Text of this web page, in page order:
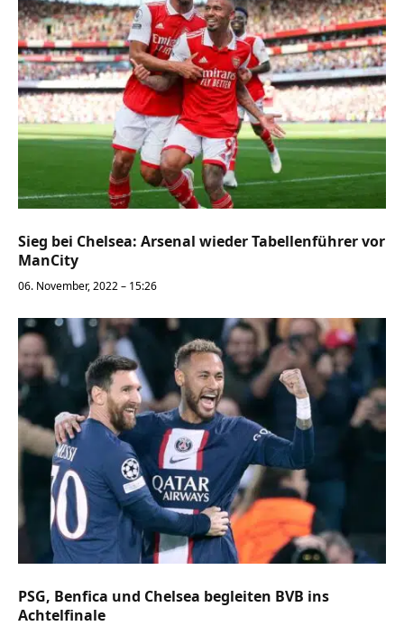
Sieg bei Chelsea: Arsenal wieder Tabellenführer vor
ManCity
06. November, 2022 – 15:26
PSG, Benfica und Chelsea begleiten BVB ins
Achtelfinale